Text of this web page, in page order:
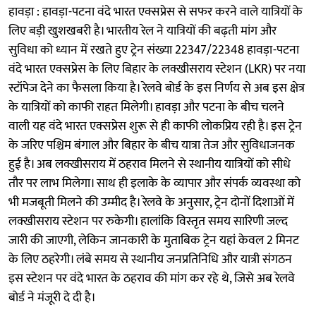
हावड़ा : हावड़ा-पटना वंदे भारत एक्सप्रेस से सफर करने वाले यात्रियों के
लिए बड़ी खुशखबरी है। भारतीय रेल ने यात्रियों की बढ़ती मांग और
सुविधा को ध्यान में रखते हुए ट्रेन संख्या 22347/22348 हावड़ा-पटना
वंदे भारत एक्सप्रेस के लिए बिहार के लक्खीसराय स्टेशन (LKR) पर नया
स्टॉपेज देने का फैसला किया है। रेलवे बोर्ड के इस निर्णय से अब इस क्षेत्र
के यात्रियों को काफी राहत मिलेगी। हावड़ा और पटना के बीच चलने
वाली यह वंदे भारत एक्सप्रेस शुरू से ही काफी लोकप्रिय रही है। इस ट्रेन
के जरिए पश्चिम बंगाल और बिहार के बीच यात्रा तेज और सुविधाजनक
हुई है। अब लक्खीसराय में ठहराव मिलने से स्थानीय यात्रियों को सीधे
तौर पर लाभ मिलेगा। साथ ही इलाके के व्यापार और संपर्क व्यवस्था को
भी मजबूती मिलने की उम्मीद है। रेलवे के अनुसार, ट्रेन दोनों दिशाओं में
लक्खीसराय स्टेशन पर रुकेगी। हालांकि विस्तृत समय सारिणी जल्द
जारी की जाएगी, लेकिन जानकारी के मुताबिक ट्रेन यहां केवल 2 मिनट
के लिए ठहरेगी। लंबे समय से स्थानीय जनप्रतिनिधि और यात्री संगठन
इस स्टेशन पर वंदे भारत के ठहराव की मांग कर रहे थे, जिसे अब रेलवे
बोर्ड ने मंजूरी दे दी है।